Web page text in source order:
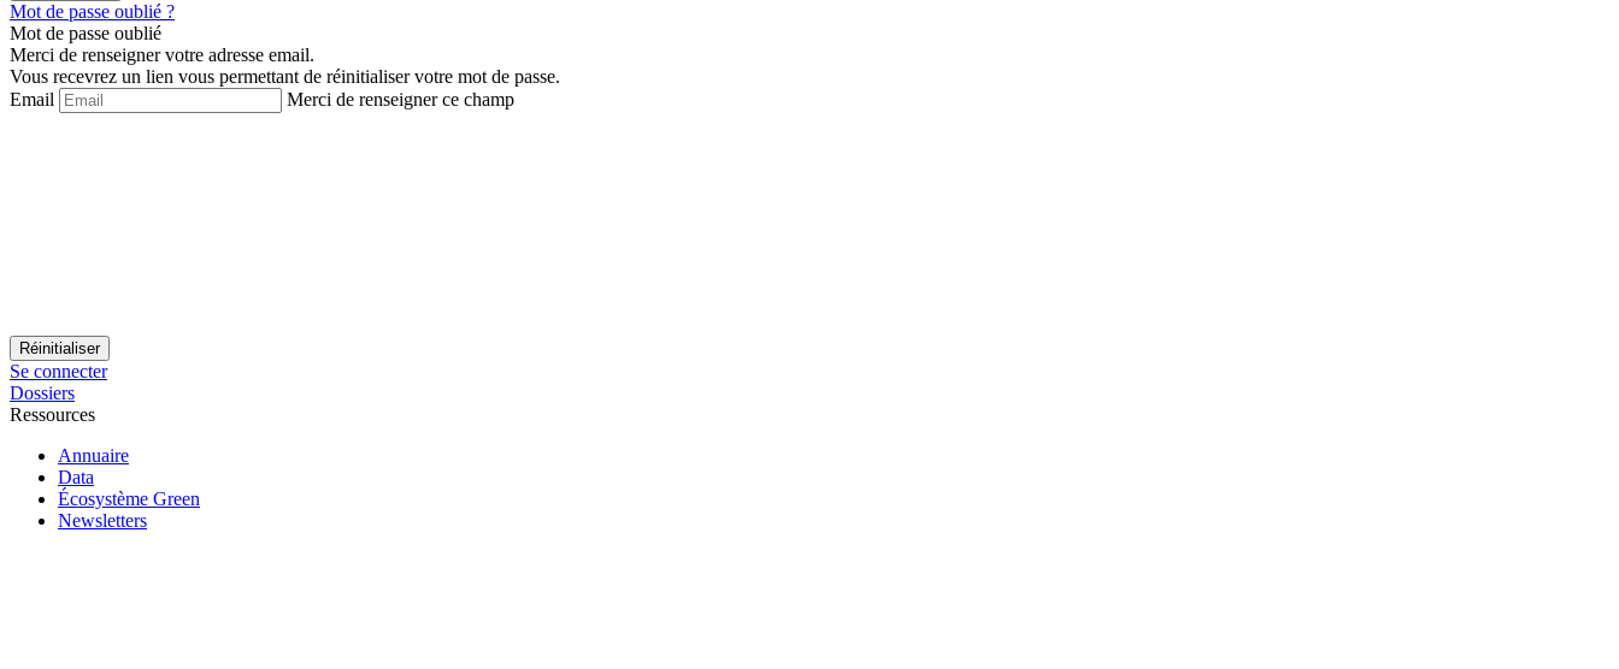
Mot de passe oublié ?
Mot de passe oublié
Merci de renseigner votre adresse email.
Vous recevrez un lien vous permettant de réinitialiser votre mot de passe.
Email
Merci de renseigner ce champ
Se connecter
Dossiers
Ressources
Annuaire
Data
Écosystème Green
Newsletters